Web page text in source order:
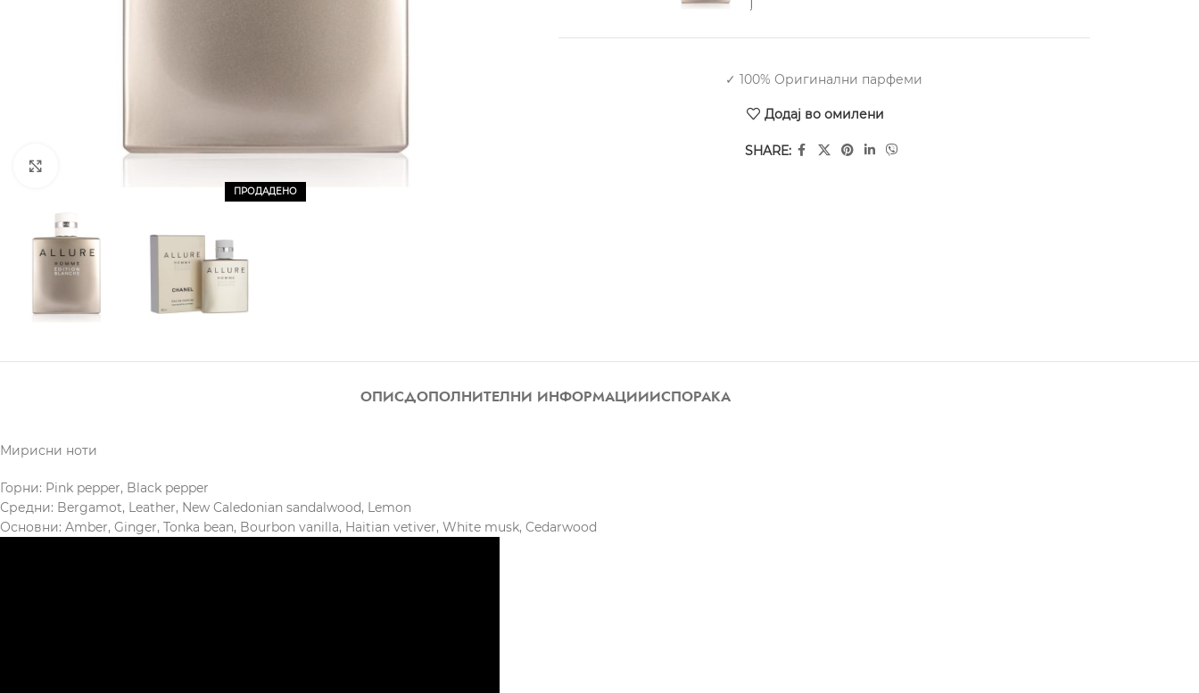
ПРОДАДЕНО
✓ 100% Оригинални парфеми
Додај во омилени
SHARE:
ОПИСДОПОЛНИТЕЛНИ ИНФОРМАЦИИИСПОРАКА
Мирисни ноти
Горни: Pink pepper, Black pepper
Средни: Bergamot, Leather, New Caledonian sandalwood, Lemon
Основни: Amber, Ginger, Tonka bean, Bourbon vanilla, Haitian vetiver, White musk, Cedarwood